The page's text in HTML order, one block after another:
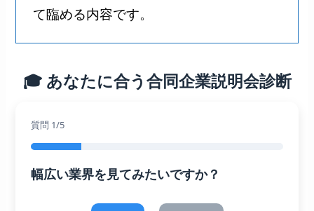
て臨める内容です。
🎓 あなたに合う合同企業説明会診断
質問 1/5
幅広い業界を見てみたいですか？